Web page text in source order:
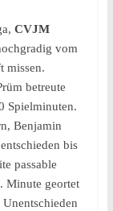
CVJM
vom
missen.
betreute
Spielminuten.
Benjamin
bis
passable
Minute geortet